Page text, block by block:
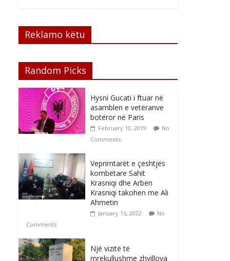
Reklamo këtu
Random Picks
Hysni Gucati i ftuar në
asamblen e vetëranve
botëror në Paris
February 10, 2019
No
Comments
Veprimtarët e çeshtjës
kombëtare Sahit
Krasniqi dhe Arben
Krasniqi takohen me Ali
Ahmetin
January 15, 2022
No
Comments
Një vizitë të
mrekullushme zhvillova